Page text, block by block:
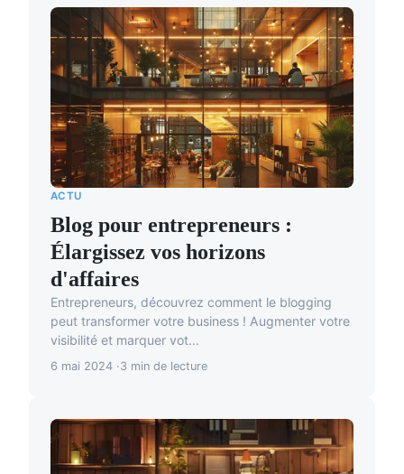
ACTU
Blog pour entrepreneurs :
Élargissez vos horizons
d'affaires
Entrepreneurs, découvrez comment le blogging
peut transformer votre business ! Augmenter votre
visibilité et marquer vot...
6 mai 2024 3 min de lecture